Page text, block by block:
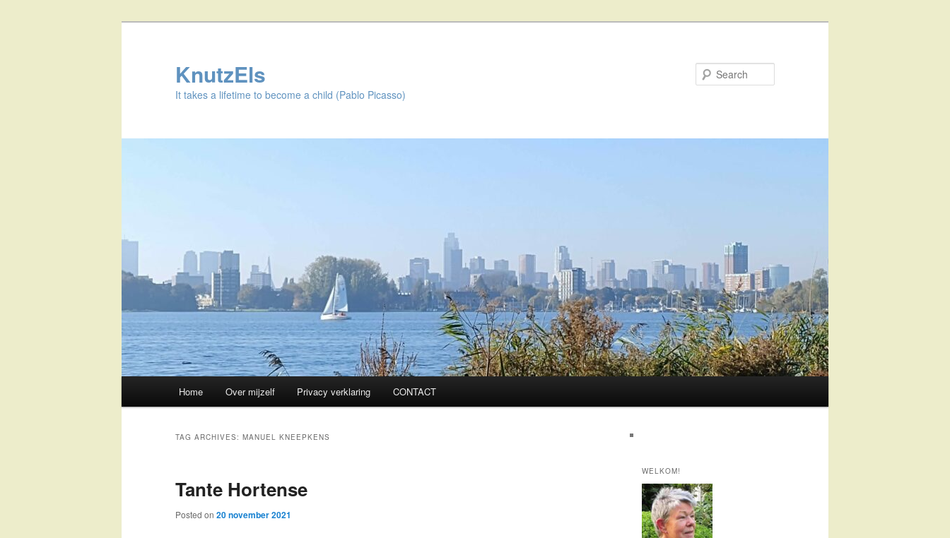
KnutzEls
It takes a lifetime to become a child (Pablo Picasso)
Skip
content
Skip
content
Home Over mijzelf Privacy verklaring CONTACT
TAG ARCHIVES: MANUEL KNEEPKENS
Tante Hortense
Posted on 20 november 2021
WELKOM!